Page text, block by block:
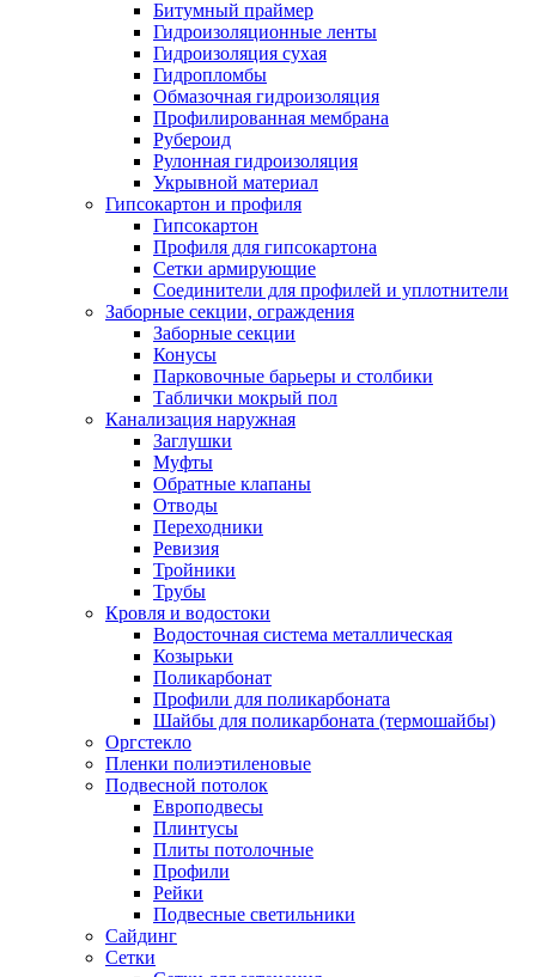
Битумный праймер
Гидроизоляционные ленты
Гидроизоляция сухая
Гидропломбы
Обмазочная гидроизоляция
Профилированная мембрана
Рубероид
Рулонная гидроизоляция
Укрывной материал
Гипсокартон и профиля
Гипсокартон
Профиля для гипсокартона
Сетки армирующие
Соединители для профилей и уплотнители
Заборные секции, ограждения
Заборные секции
Конусы
Парковочные барьеры и столбики
Таблички мокрый пол
Канализация наружная
Заглушки
Муфты
Обратные клапаны
Отводы
Переходники
Ревизия
Тройники
Трубы
Кровля и водостоки
Водосточная система металлическая
Козырьки
Поликарбонат
Профили для поликарбоната
Шайбы для поликарбоната (термошайбы)
Оргстекло
Пленки полиэтиленовые
Подвесной потолок
Европодвесы
Плинтусы
Плиты потолочные
Профили
Рейки
Подвесные светильники
Сайдинг
Сетки